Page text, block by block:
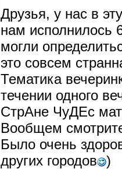
Друзья, у нас в
нам исполнилось
могли
это совсем
Тематика
течении одного
СтрАне ЧуДЕс
Вообщем
Было очень
других городов
)